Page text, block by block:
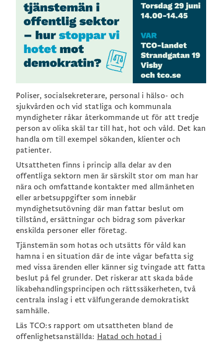
Poliser, socialsekreterare, personal i hälso- och
sjukvården och vid statliga och kommunala
myndigheter råkar återkommande ut för att tredje
person av olika skäl tar till hat, hot och våld. Det kan
handla om till exempel sökanden, klienter och
patienter.
Utsattheten finns i princip alla delar av den
offentliga sektorn men är särskilt stor om man har
nära och omfattande kontakter med allmänheten
eller arbetsuppgifter som innebär
myndighetsutövning där man fattar beslut om
tillstånd, ersättningar och bidrag som påverkar
enskilda personer eller företag.
Tjänstemän som hotas och utsätts för våld kan
hamna i en situation där de inte vågar befatta sig
med vissa ärenden eller känner sig tvingade att fatta
beslut på fel grunder. Det riskerar att skada både
likabehandlingsprincipen och rättssäkerheten, två
centrala inslag i ett välfungerande demokratiskt
samhälle.
Läs TCO:s rapport om utsattheten bland de
offenlighetsanställda: Hatad och hotad i